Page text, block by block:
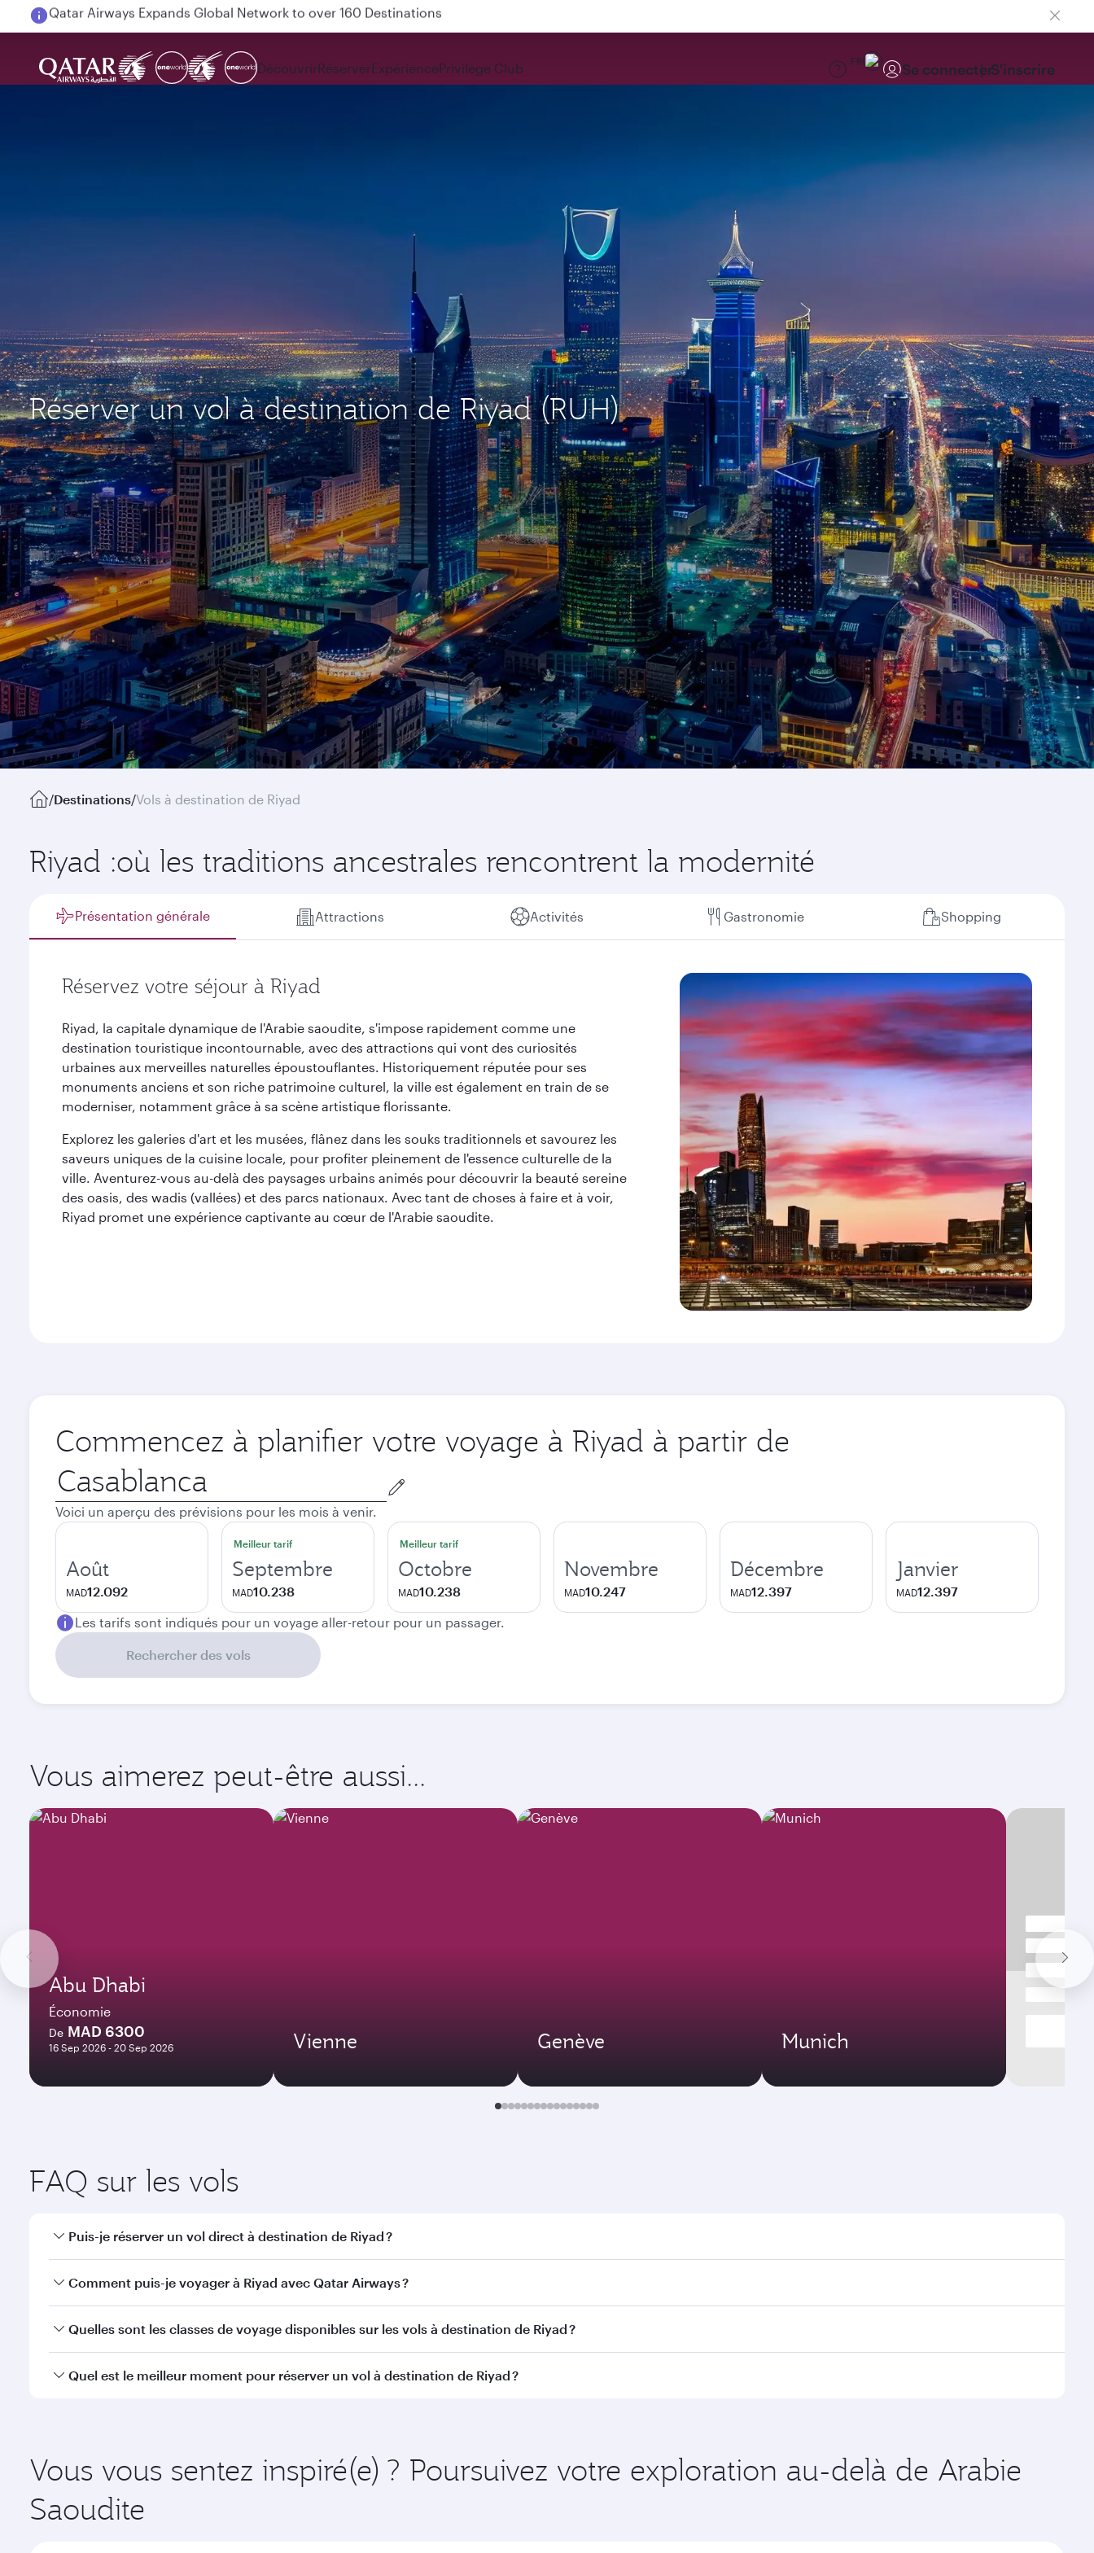
Passengers flying between Doha and Auckland on QR914 and QR915
DécouvrirRéserverExpériencePrivilege Club FR Se connecterS'inscrire
Réserver un vol à destination de Riyad (RUH)
/Destinations/Vols à destination de Riyad
Riyad :où les traditions ancestrales rencontrent la modernité
Présentation générale Attractions Activités Gastronomie Shopping
Réservez votre séjour à Riyad
Riyad, la capitale dynamique de l'Arabie saoudite, s'impose rapidement comme une
destination touristique incontournable, avec des attractions qui vont des curiosités
urbaines aux merveilles naturelles époustouflantes. Historiquement réputée pour ses
monuments anciens et son riche patrimoine culturel, la ville est également en train de se
moderniser, notamment grâce à sa scène artistique florissante.
Explorez les galeries d'art et les musées, flânez dans les souks traditionnels et savourez les
saveurs uniques de la cuisine locale, pour profiter pleinement de l'essence culturelle de la
ville. Aventurez-vous au-delà des paysages urbains animés pour découvrir la beauté sereine
des oasis, des wadis (vallées) et des parcs nationaux. Avec tant de choses à faire et à voir,
Riyad promet une expérience captivante au cœur de l'Arabie saoudite.
Commencez à planifier votre voyage à Riyad à partir de
Ville
de
départ
Voici un aperçu des prévisions pour les mois à venir.
Août
MAD12.092
Meilleur tarif
Septembre
MAD10.238
Meilleur tarif
Octobre
MAD10.238
Novembre
MAD10.247
Décembre
MAD12.397
Janvier
MAD12.397
Les tarifs sont indiqués pour un voyage aller-retour pour un passager.
Rechercher des vols
Vous aimerez peut-être aussi...
Abu Dhabi
Économie
De MAD 6300
16 Sep 2026 - 20 Sep 2026 Vienne Genève Munich
FAQ sur les vols
Puis-je réserver un vol direct à destination de Riyad ?
Oui, Qatar Airways opère des vols directs vers Riyad. Recherchez les vols depuis notre page d'accueil pour trouver les horaires et la fréquence des vols.
Comment puis-je voyager à Riyad avec Qatar Airways ?
Vous pouvez voyager directement à Riyad avec Qatar Airways. Nous desservons plus de 150 destinations via Doha, avec des correspondances fluides et efficaces à
Quelles sont les classes de voyage disponibles sur les vols à destination de Riyad ?
La disponibilité des classes de voyage dépend de l'itinéraire et de la compagnie aérienne opérant le vol. Sur les vols opérés par Qatar Airways, vous pouvez
Quel est le meilleur moment pour réserver un vol à destination de Riyad ?
Vous vous sentez inspiré(e) ? Poursuivez votre exploration au-delà de Arabie
Saoudite